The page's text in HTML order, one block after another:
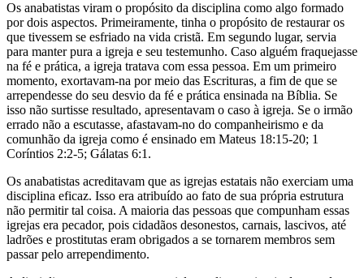
Os anabatistas viram o propósito da disciplina como algo formado
por dois aspectos. Primeiramente, tinha o propósito de restaurar os
que tivessem se esfriado na vida cristã. Em segundo lugar, servia
para manter pura a igreja e seu testemunho. Caso alguém fraquejasse
na fé e prática, a igreja tratava com essa pessoa. Em um primeiro
momento, exortavam-na por meio das Escrituras, a fim de que se
arrependesse do seu desvio da fé e prática ensinada na Bíblia. Se
isso não surtisse resultado, apresentavam o caso à igreja. Se o irmão
errado não a escutasse, afastavam-no do companheirismo e da
comunhão da igreja como é ensinado em Mateus 18:15-20; 1
Coríntios 2:2-5; Gálatas 6:1.
Os anabatistas acreditavam que as igrejas estatais não exerciam uma
disciplina eficaz. Isso era atribuído ao fato de sua própria estrutura
não permitir tal coisa. A maioria das pessoas que compunham essas
igrejas era pecador, pois cidadãos desonestos, carnais, lascivos, até
ladrões e prostitutas eram obrigados a se tornarem membros sem
passar pelo arrependimento.